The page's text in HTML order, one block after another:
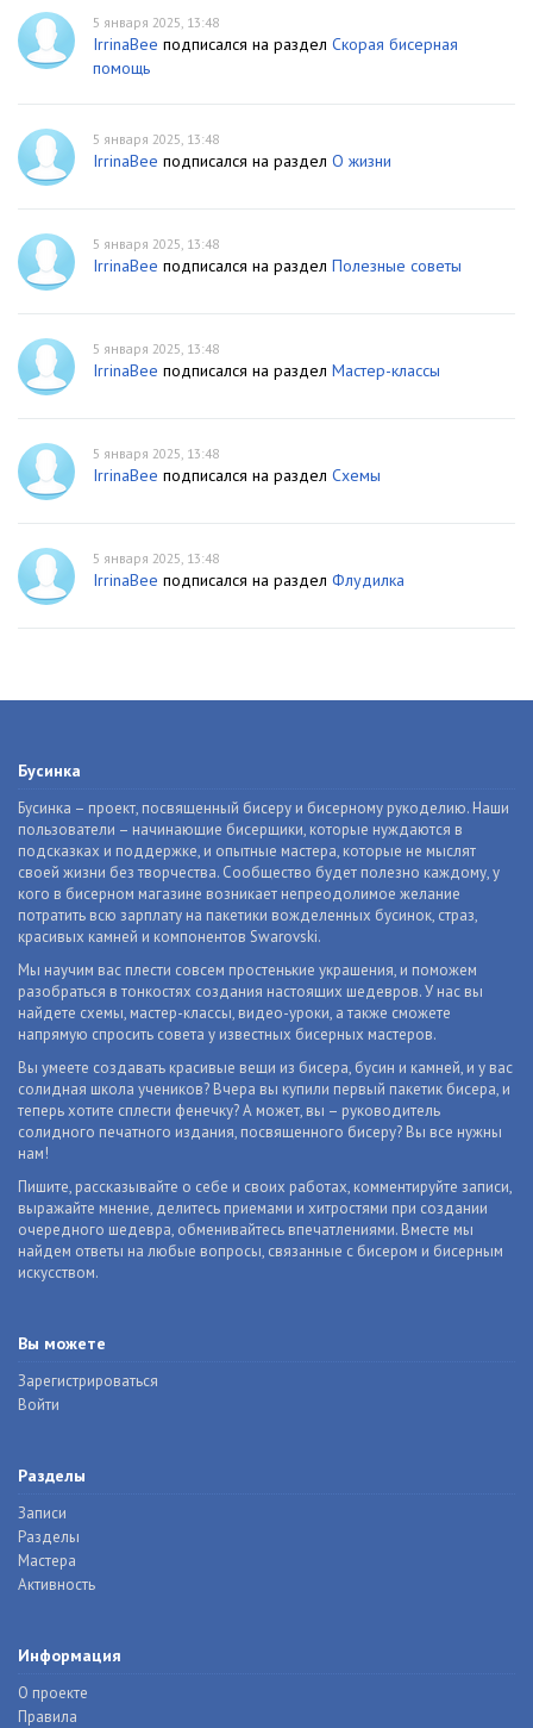
5 января 2025, 13:48
IrrinaBee подписался на раздел Скорая бисерная
помощь
5 января 2025, 13:48
IrrinaBee подписался на раздел О жизни
5 января 2025, 13:48
IrrinaBee подписался на раздел Полезные советы
5 января 2025, 13:48
IrrinaBee подписался на раздел Мастер-классы
5 января 2025, 13:48
IrrinaBee подписался на раздел Схемы
5 января 2025, 13:48
IrrinaBee подписался на раздел Флудилка
Бусинка
Бусинка – проект, посвященный бисеру и бисерному рукоделию. Наши
пользователи – начинающие бисерщики, которые нуждаются в
подсказках и поддержке, и опытные мастера, которые не мыслят
своей жизни без творчества. Сообщество будет полезно каждому, у
кого в бисерном магазине возникает непреодолимое желание
потратить всю зарплату на пакетики вожделенных бусинок, страз,
красивых камней и компонентов Swarovski.
Мы научим вас плести совсем простенькие украшения, и поможем
разобраться в тонкостях создания настоящих шедевров. У нас вы
найдете схемы, мастер-классы, видео-уроки, а также сможете
напрямую спросить совета у известных бисерных мастеров.
Вы умеете создавать красивые вещи из бисера, бусин и камней, и у вас
солидная школа учеников? Вчера вы купили первый пакетик бисера, и
теперь хотите сплести фенечку? А может, вы – руководитель
солидного печатного издания, посвященного бисеру? Вы все нужны
нам!
Пишите, рассказывайте о себе и своих работах, комментируйте записи,
выражайте мнение, делитесь приемами и хитростями при создании
очередного шедевра, обменивайтесь впечатлениями. Вместе мы
найдем ответы на любые вопросы, связанные с бисером и бисерным
искусством.
Вы можете
Зарегистрироваться
Войти
Разделы
Записи
Разделы
Мастера
Активность
Информация
О проекте
Правила